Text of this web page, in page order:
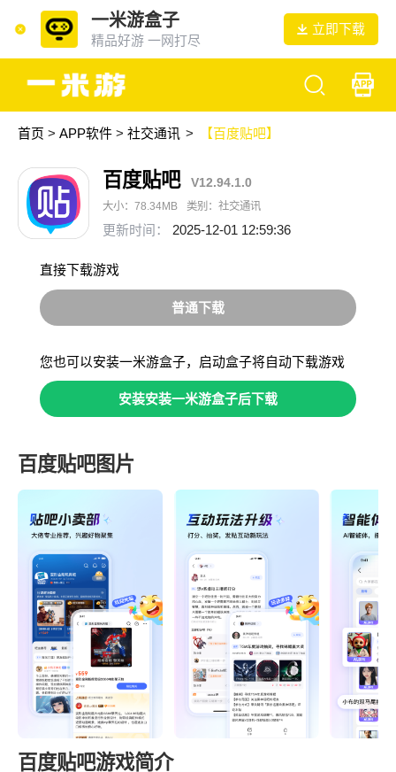
一米游盒子
精品好游 一网打尽
立即下载
首页 > APP软件> 社交通讯 > 【百度贴吧】
百度贴吧 V12.94.1.0
大小：78.34MB 类别：社交通讯
更新时间： 2025-12-01 12:59:36
直接下载游戏
普通下载
您也可以安装一米游盒子，启动盒子将自动下载游戏
安装安装一米游盒子后下载
百度贴吧图片
百度贴吧游戏简介